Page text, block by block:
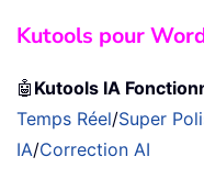
Kutools pour
🤖 Kutools IA
Temps Réel/Super
IA/Correction AI